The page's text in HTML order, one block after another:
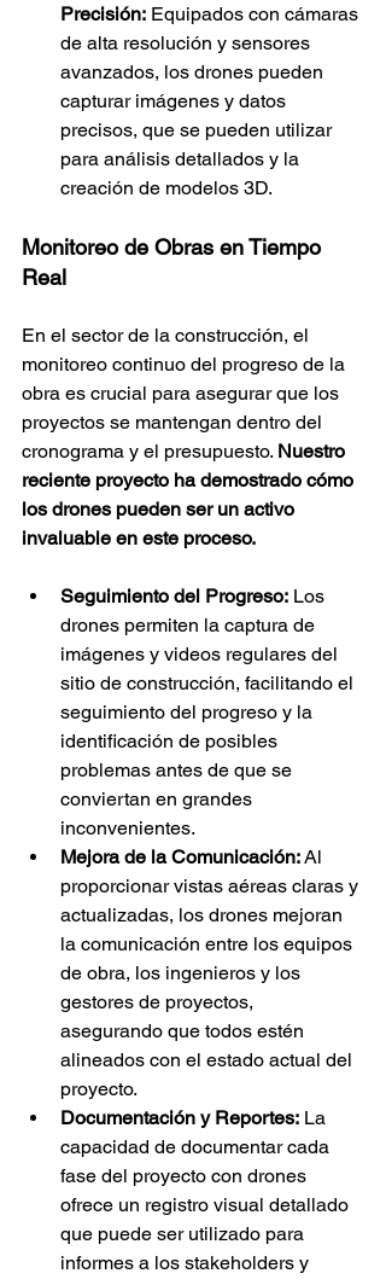
Precisión: Equipados con cámaras
de alta resolución y sensores
avanzados, los drones pueden
capturar imágenes y datos
precisos, que se pueden utilizar
para análisis detallados y la
creación de modelos 3D.
Monitoreo de Obras en Tiempo
Real
En el sector de la construcción, el
monitoreo continuo del progreso de la
obra es crucial para asegurar que los
proyectos se mantengan dentro del
cronograma y el presupuesto. Nuestro
reciente proyecto ha demostrado cómo
los drones pueden ser un activo
invaluable en este proceso.
Seguimiento del Progreso: Los
drones permiten la captura de
imágenes y videos regulares del
sitio de construcción, facilitando el
seguimiento del progreso y la
identificación de posibles
problemas antes de que se
conviertan en grandes
inconvenientes.
Mejora de la Comunicación: Al
proporcionar vistas aéreas claras y
actualizadas, los drones mejoran
la comunicación entre los equipos
de obra, los ingenieros y los
gestores de proyectos,
asegurando que todos estén
alineados con el estado actual del
proyecto.
Documentación y Reportes: La
capacidad de documentar cada
fase del proyecto con drones
ofrece un registro visual detallado
que puede ser utilizado para
informes a los stakeholders y